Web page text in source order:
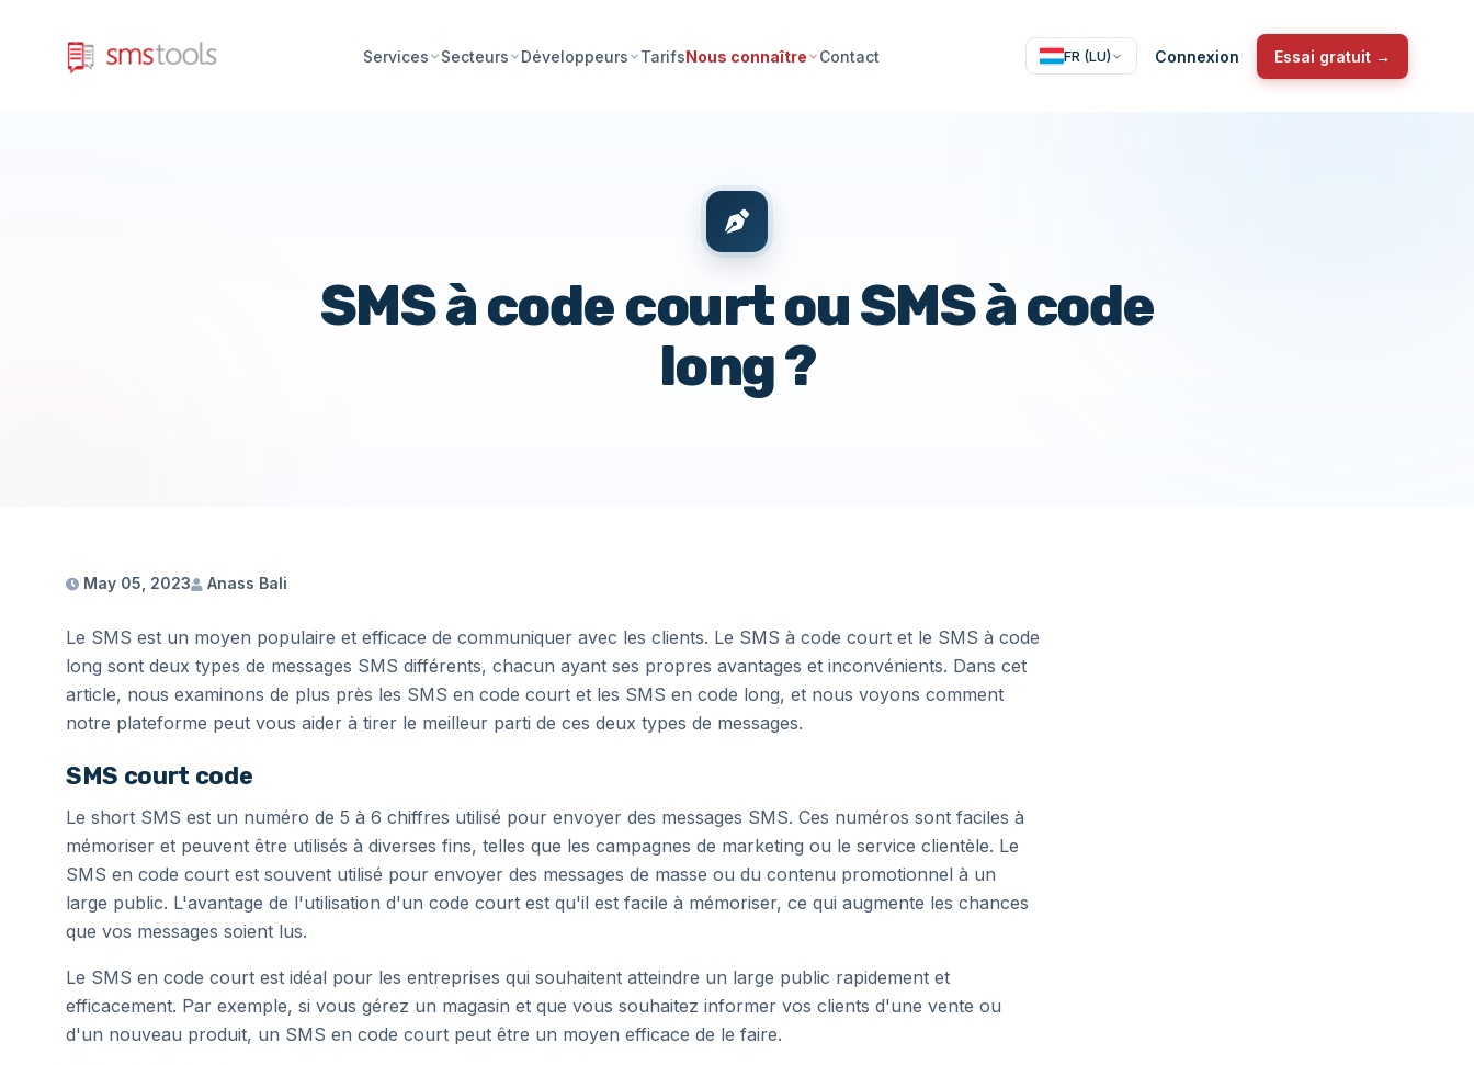
Services Secteurs Développeurs TarifsNous connaître Contact FR (LU) Connexion Essai gratuit →
SMS à code court ou SMS à code
long ?
May 05, 2023 Anass Bali
Le SMS est un moyen populaire et efficace de communiquer avec les clients. Le SMS à code court et le SMS à code
long sont deux types de messages SMS différents, chacun ayant ses propres avantages et inconvénients. Dans cet
article, nous examinons de plus près les SMS en code court et les SMS en code long, et nous voyons comment
notre plateforme peut vous aider à tirer le meilleur parti de ces deux types de messages.
SMS court code
Le short SMS est un numéro de 5 à 6 chiffres utilisé pour envoyer des messages SMS. Ces numéros sont faciles à
mémoriser et peuvent être utilisés à diverses fins, telles que les campagnes de marketing ou le service clientèle. Le
SMS en code court est souvent utilisé pour envoyer des messages de masse ou du contenu promotionnel à un
large public. L'avantage de l'utilisation d'un code court est qu'il est facile à mémoriser, ce qui augmente les chances
que vos messages soient lus.
Le SMS en code court est idéal pour les entreprises qui souhaitent atteindre un large public rapidement et
efficacement. Par exemple, si vous gérez un magasin et que vous souhaitez informer vos clients d'une vente ou
d'un nouveau produit, un SMS en code court peut être un moyen efficace de le faire.